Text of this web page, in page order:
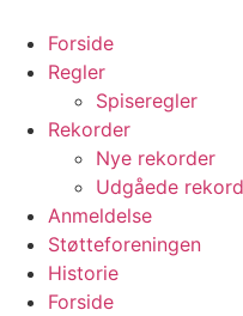
indhold
Forside
Regler
Spiseregler
Rekorder
Nye rekorder
Udgåede
Anmeldelse
Støtteforeningen
Historie
Forside